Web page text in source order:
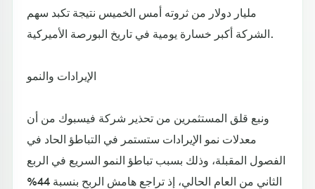
مليار دولار من ثروته أمس الخميس نتيجة تكبد سهم
الشركة أكبر خسارة يومية في تاريخ البورصة الأميركية.
الإيرادات والنمو
ونبع قلق المستثمرين من تحذير شركة فيسبوك من أن
معدلات نمو الإيرادات ستستمر في التباطؤ الحاد في
الفصول المقبلة، وذلك بسبب تباطؤ النمو السريع في الربع
الثاني من العام الحالي، إذ تراجع هامش الربح بنسبة 44%